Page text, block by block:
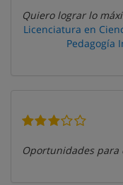
Quiero lograr lo
Licenciatura en
Pedagogía
Oportunidades para